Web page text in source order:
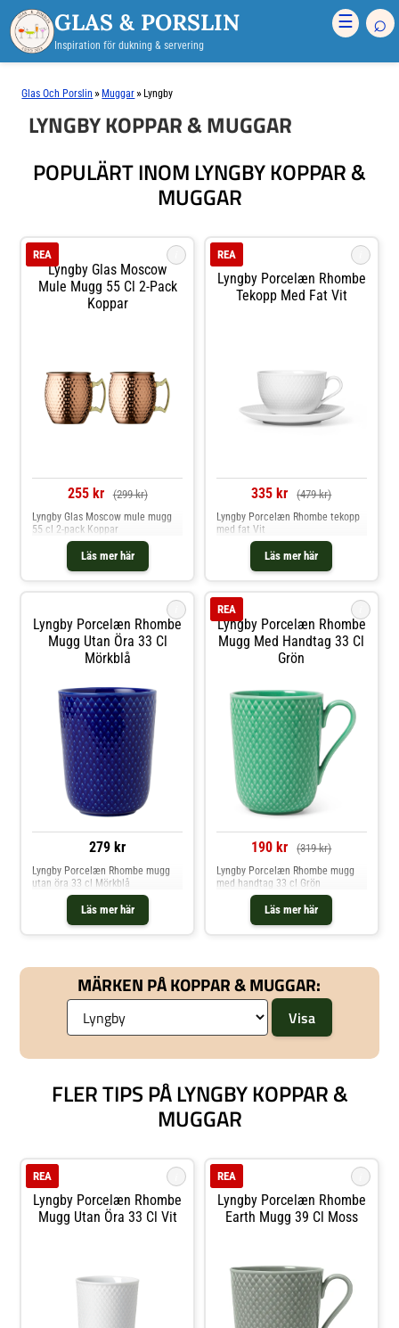
GLAS & PORSLIN
Inspiration för dukning & servering
☰ ⌕
Glas Och Porslin » Muggar » Lyngby
LYNGBY KOPPAR & MUGGAR
POPULÄRT INOM LYNGBY KOPPAR &
MUGGAR
Lyngby Glas Moscow
Mule Mugg 55 Cl 2-Pack
Koppar
REA
255 kr (299 kr)
Läs mer här
Lyngby Glas Moscow mule mugg
55 cl 2-pack Koppar
Lyngby Porcelæn Rhombe
Tekopp Med Fat Vit
REA
335 kr (479 kr)
Läs mer här
Lyngby Porcelæn Rhombe tekopp
med fat Vit
Lyngby Porcelæn Rhombe
Mugg Utan Öra 33 Cl
Mörkblå
279 kr
Läs mer här
Lyngby Porcelæn Rhombe mugg
utan öra 33 cl Mörkblå
Lyngby Porcelæn Rhombe
Mugg Med Handtag 33 Cl
Grön
REA
190 kr (319 kr)
Läs mer här
Lyngby Porcelæn Rhombe mugg
med handtag 33 cl Grön
MÄRKEN PÅ KOPPAR & MUGGAR:
FLER TIPS PÅ LYNGBY KOPPAR &
MUGGAR
Lyngby Porcelæn Rhombe
Mugg Utan Öra 33 Cl Vit
REA
Lyngby Porcelæn Rhombe
Earth Mugg 39 Cl Moss
REA